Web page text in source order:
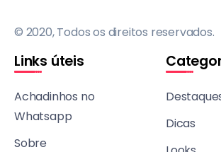
© 2020, Todos os direitos reservados.
Links úteis
Achadinhos no
Whatsapp
Sobre
Dicas